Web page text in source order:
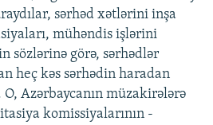
sərhəd xətlərini inşa
mühəndis işlərini
sözlərinə görə, sərhədlər
heç kəs sərhədin haradan
Azərbaycanın müzakirələrə
komissiyalarının -